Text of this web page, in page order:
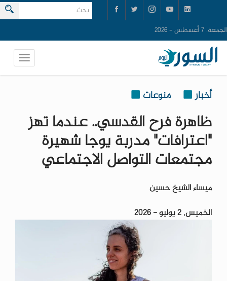
الجمعة, 7 أغسطس - 2026
أخبار منوعات
ظاهرة فرح القدسي.. عندما تهز
"اعترافات" مدربة يوجا شهيرة
مجتمعات التواصل الاجتماعي
ميساء الشيخ حسين
الخميس, 2 يوليو - 2026